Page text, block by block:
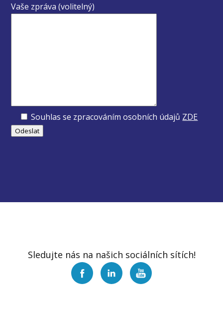
Vaše zpráva (volitelný)
Souhlas se zpracováním osobních údajů ZDE
Sledujte nás na našich sociálních sítích!